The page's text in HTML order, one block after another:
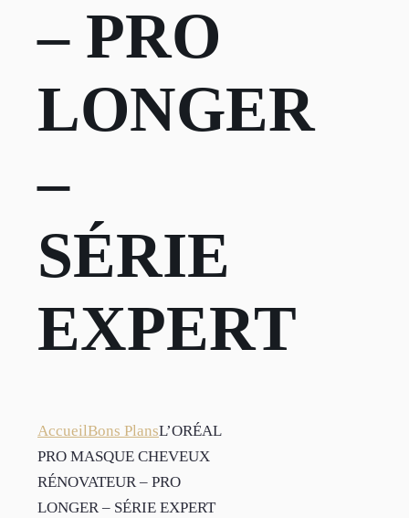
– PRO
LONGER
–
SÉRIE
EXPERT
AccueilBons PlansL’ORÉAL
PRO MASQUE CHEVEUX
RÉNOVATEUR – PRO
LONGER – SÉRIE EXPERT